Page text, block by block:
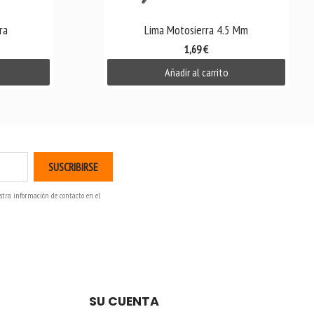
Vista rápida
Lima Motosierra 4.5 Mm
1,69 €
Añadir al carrito
información de contacto en el
SU CUENTA